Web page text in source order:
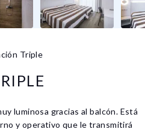
Triple
luminosa gracias al balcón. Está
y operativo que le transmitirá